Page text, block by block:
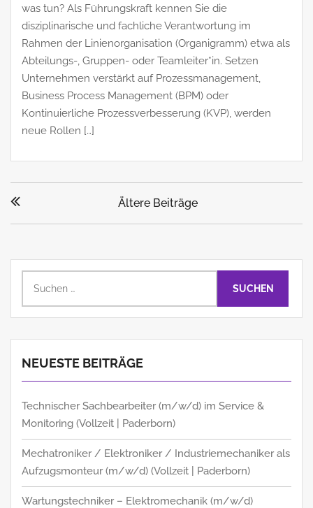
was tun? Als Führungskraft kennen Sie die
disziplinarische und fachliche Verantwortung im
Rahmen der Linienorganisation (Organigramm) etwa als
Abteilungs-, Gruppen- oder Teamleiter*in. Setzen
Unternehmen verstärkt auf Prozessmanagement,
Business Process Management (BPM) oder
Kontinuierliche Prozessverbesserung (KVP), werden
neue Rollen […]
Beitragsnavigation
Ältere Beiträge
nach:
NEUESTE BEITRÄGE
Technischer Sachbearbeiter (m/w/d) im Service &
Monitoring (Vollzeit | Paderborn)
Mechatroniker / Elektroniker / Industriemechaniker als
Aufzugsmonteur (m/w/d) (Vollzeit | Paderborn)
Wartungstechniker – Elektromechanik (m/w/d)